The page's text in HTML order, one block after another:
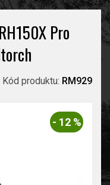
Pro
Kód produktu: RM929
- 12 %